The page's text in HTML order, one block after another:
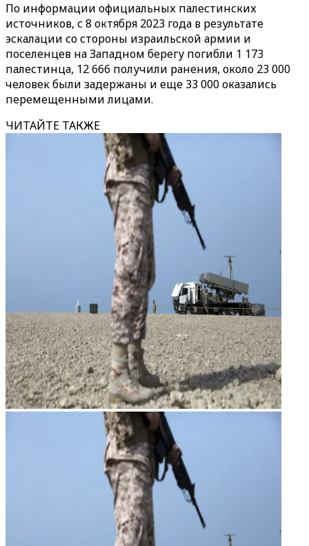
По информации официальных палестинских
источников, с 8 октября 2023 года в результате
эскалации со стороны израильской армии и
поселенцев на Западном берегу погибли 1 173
палестинца, 12 666 получили ранения, около 23 000
человек были задержаны и еще 33 000 оказались
перемещенными лицами.
ЧИТАЙТЕ ТАКЖЕ